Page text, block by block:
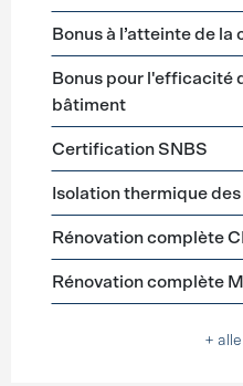
Bonus à l’atteinte de
Bonus pour l'efficacité
bâtiment
Certification SNBS
Isolation thermique
Rénovation complète
Rénovation complète
+